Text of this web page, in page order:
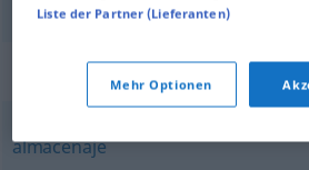
Synonyme für
almacenaje
Liste der Partner (Lieferanten)
Mehr Optionen